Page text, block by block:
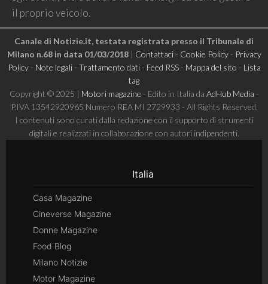
il proprio veicolo.
Canale di Notizie.it, testata registrata presso il Tribunale di
Milano n.68 in data 01/03/2018| Contattaci- Cookie Policy- Privacy
Policy- Note legali- Trattamento dati- Feed RSS- Mappa del sito - Lista
tag
Copyright © 2025 | Motori magazine - Edito in Italia da AdHub Media -
P.IVA 13542920965 Numero REA MI 2729933 - All Rights Reserved.
I contenuti sono curati dalla redazione con il supporto di strumenti
digitali e realizzati in collaborazione con autori indipendenti.
Italia
Casa Magazine
Cineverse Magazine
Donne Magazine
Food Blog
Milano Notizie
Motor Magazine